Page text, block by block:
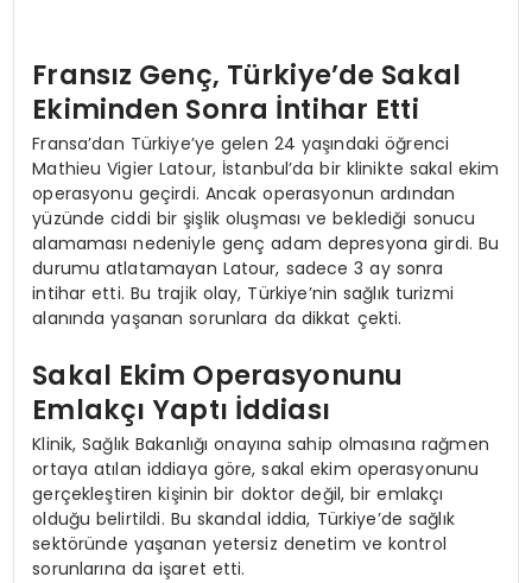
Fransız Genç, Türkiye’de Sakal
Ekiminden Sonra İntihar Etti
Fransa’dan Türkiye’ye gelen 24 yaşındaki öğrenci
Mathieu Vigier Latour, İstanbul’da bir klinikte sakal ekim
operasyonu geçirdi. Ancak operasyonun ardından
yüzünde ciddi bir şişlik oluşması ve beklediği sonucu
alamaması nedeniyle genç adam depresyona girdi. Bu
durumu atlatamayan Latour, sadece 3 ay sonra
intihar etti. Bu trajik olay, Türkiye’nin sağlık turizmi
alanında yaşanan sorunlara da dikkat çekti.
Sakal Ekim Operasyonunu
Emlakçı Yaptı İddiası
Klinik, Sağlık Bakanlığı onayına sahip olmasına rağmen
ortaya atılan iddiaya göre, sakal ekim operasyonunu
gerçekleştiren kişinin bir doktor değil, bir emlakçı
olduğu belirtildi. Bu skandal iddia, Türkiye’de sağlık
sektöründe yaşanan yetersiz denetim ve kontrol
sorunlarına da işaret etti.